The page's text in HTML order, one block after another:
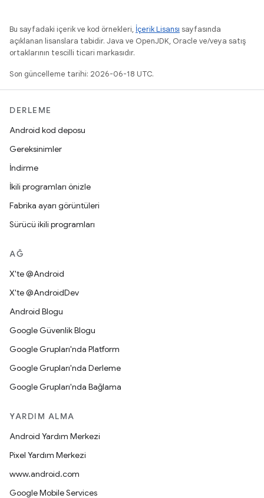
Bu sayfadaki içerik ve kod örnekleri, İçerik Lisansı sayfasında
açıklanan lisanslara tabidir. Java ve OpenJDK, Oracle ve/veya satış
ortaklarının tescilli ticari markasıdır.
Son güncelleme tarihi: 2026-06-18 UTC.
DERLEME
Android kod deposu
Gereksinimler
İndirme
İkili programları önizle
Fabrika ayarı görüntüleri
Sürücü ikili programları
AĞ
X'te @Android
X'te @AndroidDev
Android Blogu
Google Güvenlik Blogu
Google Grupları'nda Platform
Google Grupları'nda Derleme
Google Grupları'nda Bağlama
YARDIM ALMA
Android Yardım Merkezi
Pixel Yardım Merkezi
www.android.com
Google Mobile Services